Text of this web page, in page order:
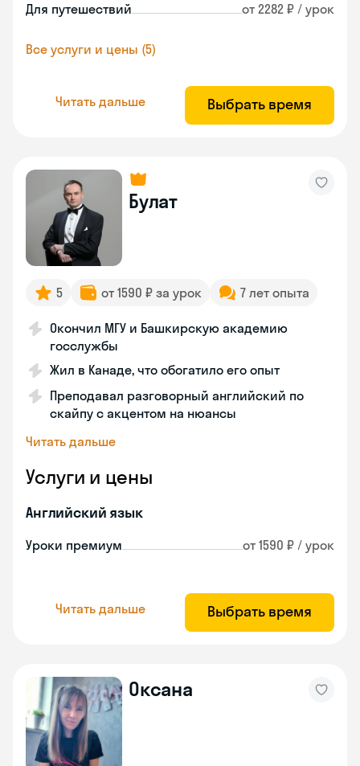
Для путешествий от 2282 ₽ / урок
Все услуги и цены (5)
Читать дальше Выбрать время
Булат
5 от 1590 ₽ за урок 7 лет опыта
Окончил МГУ и Башкирскую академию
госслужбы
Жил в Канаде, что обогатило его опыт
Преподавал разговорный английский по
скайпу с акцентом на нюансы
Читать дальше
Услуги и цены
Английский язык
Уроки премиум от 1590 ₽ / урок
Читать дальше Выбрать время
Оксана